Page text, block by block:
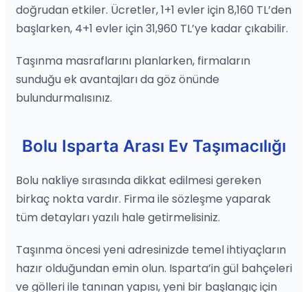
doğrudan etkiler. Ücretler, 1+1 evler için 8,160 TL’den
başlarken, 4+1 evler için 31,960 TL’ye kadar çıkabilir.
Taşınma masraflarını planlarken, firmaların
sunduğu ek avantajları da göz önünde
bulundurmalısınız.
Bolu Isparta Arası Ev Taşımacılığı
Bolu nakliye sırasında dikkat edilmesi gereken
birkaç nokta vardır. Firma ile sözleşme yaparak
tüm detayları yazılı hale getirmelisiniz.
Taşınma öncesi yeni adresinizde temel ihtiyaçların
hazır olduğundan emin olun. Isparta’in gül bahçeleri
ve gölleri ile tanınan yapısı, yeni bir başlangıç için